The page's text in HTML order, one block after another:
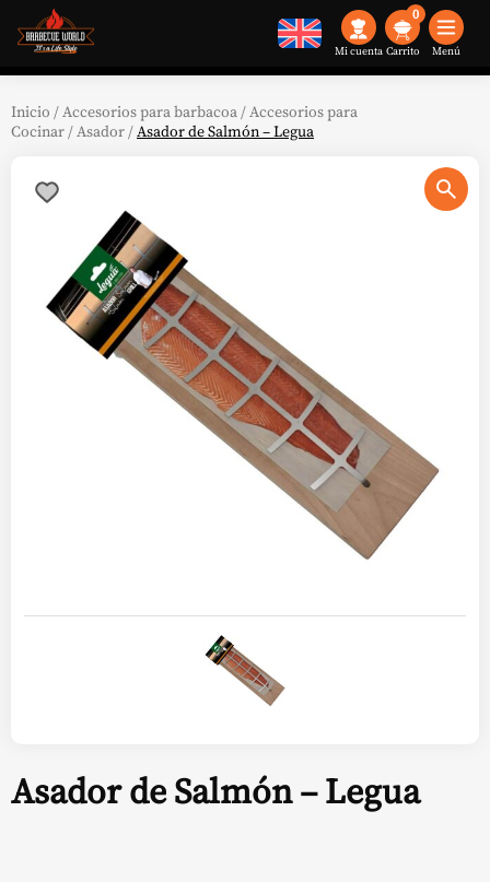
Mi cuenta
0
Menú
Inicio /Accesorios para barbacoa /Accesorios para
Cocinar /Asador /Asador de Salmón – Legua
Asador de Salmón – Legua